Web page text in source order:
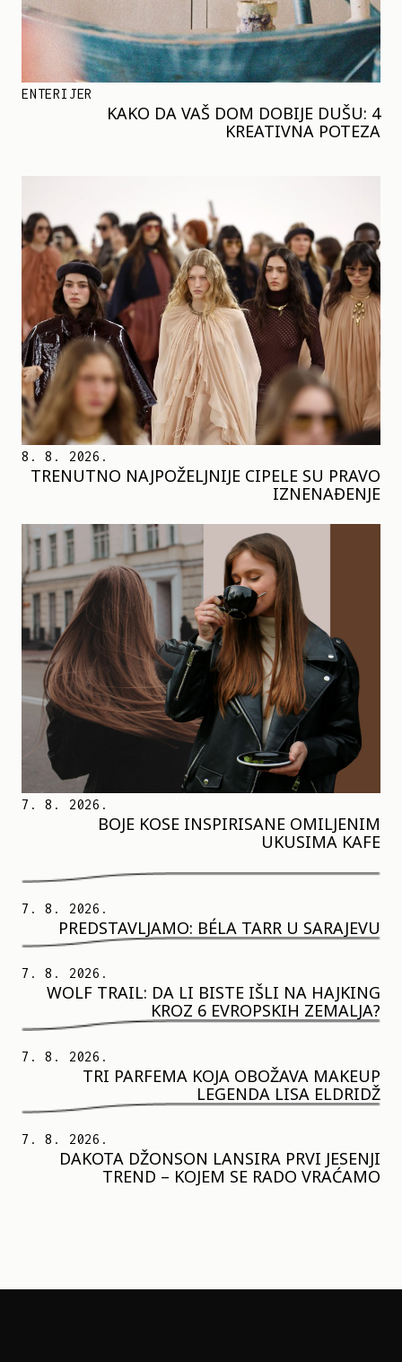
ENTERIJER
KAKO DA VAŠ DOM DOBIJE DUŠU: 4
KREATIVNA POTEZA
8. 8. 2026.
TRENUTNO NAJPOŽELJNIJE CIPELE SU PRAVO
IZNENAĐENJE
7. 8. 2026.
BOJE KOSE INSPIRISANE OMILJENIM
UKUSIMA KAFE
7. 8. 2026.
PREDSTAVLJAMO: BÉLA TARR U SARAJEVU
7. 8. 2026.
WOLF TRAIL: DA LI BISTE IŠLI NA HAJKING
KROZ 6 EVROPSKIH ZEMALJA?
7. 8. 2026.
TRI PARFEMA KOJA OBOŽAVA MAKEUP
LEGENDA LISA ELDRIDŽ
7. 8. 2026.
DAKOTA DŽONSON LANSIRA PRVI JESENJI
TREND – KOJEM SE RADO VRAĆAMO